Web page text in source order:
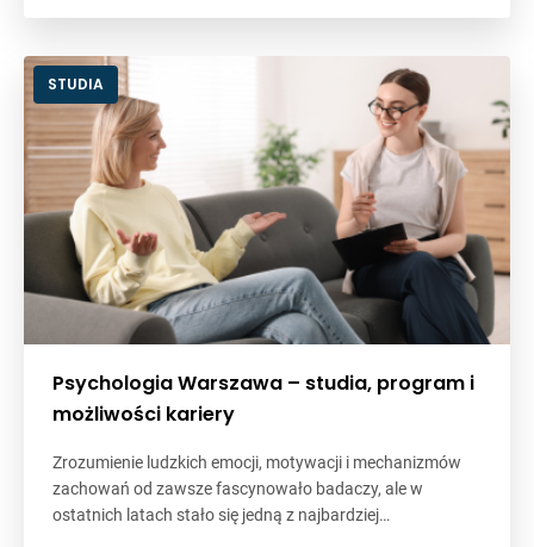
STUDIA
Psychologia Warszawa – studia, program i
możliwości kariery
Zrozumienie ludzkich emocji, motywacji i mechanizmów
zachowań od zawsze fascynowało badaczy, ale w
ostatnich latach stało się jedną z najbardziej…